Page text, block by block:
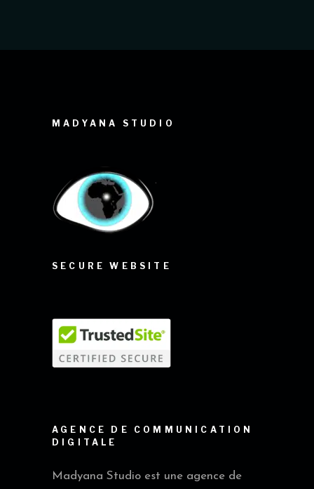
MADYANA STUDIO
SECURE WEBSITE
AGENCE DE COMMUNICATION
DIGITALE
Madyana Studio est une agence de